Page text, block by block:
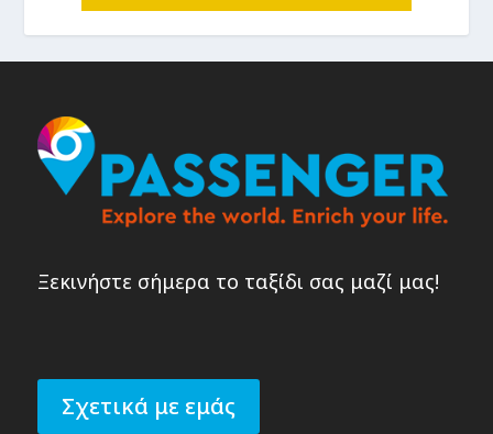
Ξεκινήστε σήμερα το ταξίδι σας μαζί μας!
Σχετικά με εμάς